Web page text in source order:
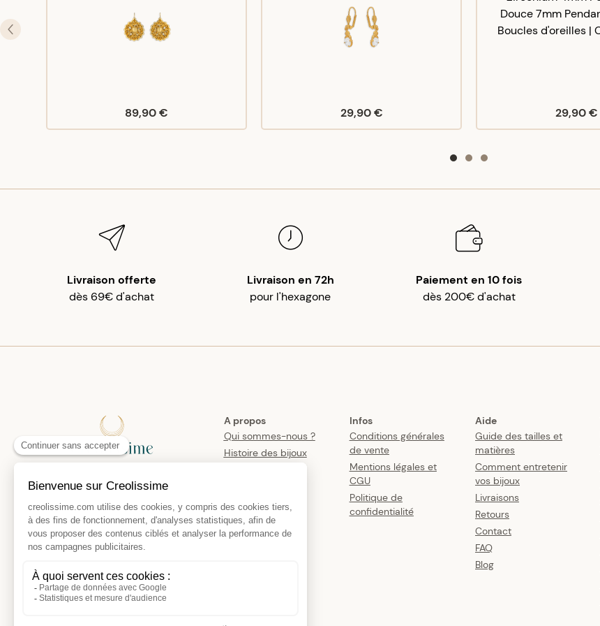
89,90 € 29,90 € 29,90 €
Livraison offerte
dès 69€ d'achat
Livraison en 72h
pour l'hexagone
Paiement en 10 fois
dès 200€ d'achat
A propos
Qui sommes-nous ?
Histoire des bijoux
Infos
Conditions générales
de vente
Mentions légales et
CGU
Politique de
confidentialité
Aide
Guide des tailles et
matières
Comment entretenir
vos bijoux
Livraisons
Retours
Contact
FAQ
Blog